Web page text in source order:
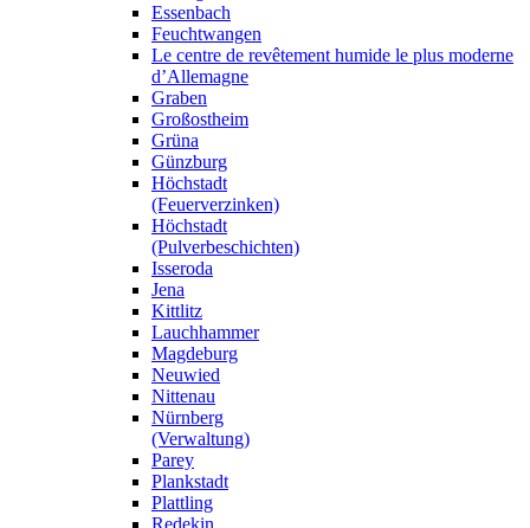
Essenbach
Feuchtwangen
Le centre de revêtement humide le plus moderne
d’Allemagne
Graben
Großostheim
Grüna
Günzburg
Höchstadt
(Feuerverzinken)
Höchstadt
(Pulverbeschichten)
Isseroda
Jena
Kittlitz
Lauchhammer
Magdeburg
Neuwied
Nittenau
Nürnberg
(Verwaltung)
Parey
Plankstadt
Plattling
Redekin